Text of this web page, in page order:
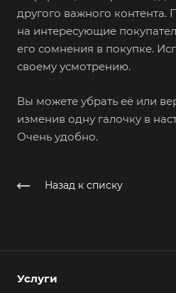
другого важного контента.
на интересующие
его сомнения в покупке.
своему усмотрению.
Вы можете убрать её или
изменив одну галочку в
Очень удобно.
Назад к списку
Услуги